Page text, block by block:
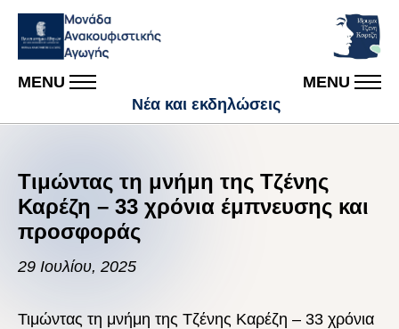
MENU
Νέα και εκδηλώσεις
MENU
Τιμώντας τη μνήμη της Τζένης
Καρέζη – 33 χρόνια έμπνευσης και
προσφοράς
29 Ιουλίου, 2025
Τιμώντας τη μνήμη της Τζένης Καρέζη – 33 χρόνια